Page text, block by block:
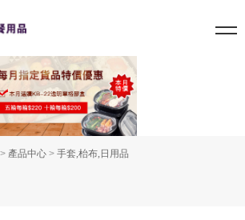
> 產品中心 > 手套,枱布,日用品